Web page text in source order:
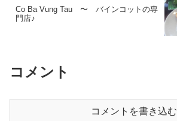
Co Ba Vung Tau 〜 バインコットの専
門店♪
コメント
コメントを書き込む